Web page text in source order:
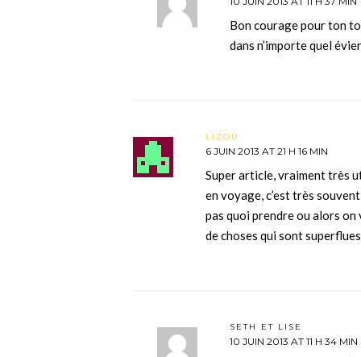
Bon courage pour ton
dans n’importe quel
LIZOU
6 JUIN 2013 AT 21 H 16 MIN
Super article, vraiment très
en voyage, c’est très
pas quoi prendre ou alors
de choses qui sont
SETH ET LISE
10 JUIN 2013 AT 11 H 34 MIN